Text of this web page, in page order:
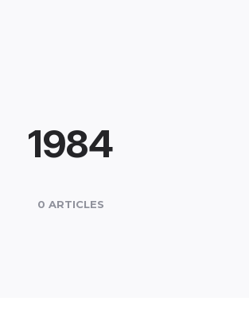
1984
0 ARTICLES